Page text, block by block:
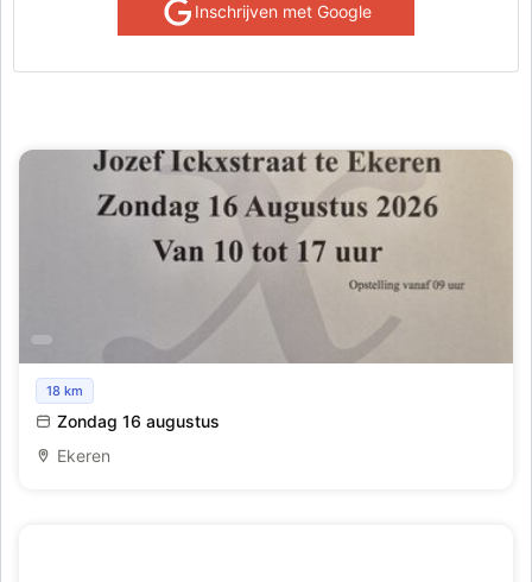
Inschrijven met Google
Rommelmarkt
18 km
Zondag 16 augustus
Ekeren